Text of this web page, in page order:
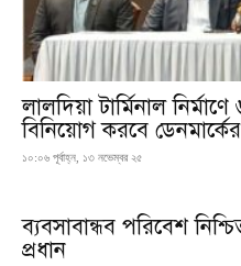
লালদিয়া টার্মিনাল
বিনিয়োগ করবে
১০:০৬ পূর্বাহ্ন, ১৩ নভেম্বর ২৫
ব্যবসাবান্ধব পরিবেশ
প্রধান